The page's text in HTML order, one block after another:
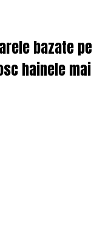
bazate pe
hainele mai